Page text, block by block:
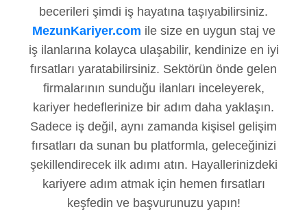
becerileri şimdi iş hayatına taşıyabilirsiniz.
MezunKariyer.com ile size en uygun staj ve
iş ilanlarına kolayca ulaşabilir, kendinize en iyi
fırsatları yaratabilirsiniz. Sektörün önde gelen
firmalarının sunduğu ilanları inceleyerek,
kariyer hedeflerinize bir adım daha yaklaşın.
Sadece iş değil, aynı zamanda kişisel gelişim
fırsatları da sunan bu platformla, geleceğinizi
şekillendirecek ilk adımı atın. Hayallerinizdeki
kariyere adım atmak için hemen fırsatları
keşfedin ve başvurunuzu yapın!